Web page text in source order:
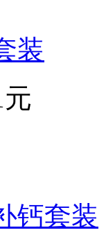
装
元
钙套装